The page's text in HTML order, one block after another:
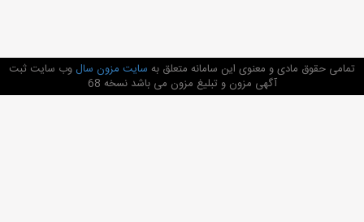
تمامی حقوق مادی و معنوی این سامانه متعلق به سایت مزون سال وب سایت ثبت
آگهی مزون و تبلیغ مزون می باشد نسخه 68